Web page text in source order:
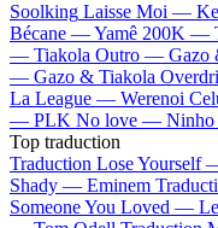
Soolking Laisse Moi —
Bécane —Yamê 200K —
— Tiakola Outro — Gazo
— Gazo & Tiakola
La League — Werenoi
— PLK No love — Ninho
Top traduction
Traduction Lose Yourself
Shady — Eminem
Someone You Loved —